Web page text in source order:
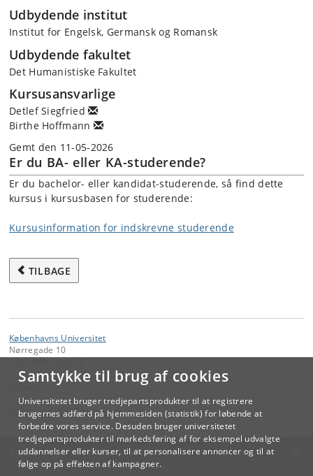
Samtykke til brug af cookies
Universitetet bruger tredjepartsprodukter til at registrere
brugernes adfærd på hjemmesiden (statistik) for løbende at
forbedre vores service. Desuden bruger universitetet
tredjepartsprodukter til markedsføring af for eksempel udvalgte
uddannelser eller kurser, til at personalisere annoncer og til at
følge op på effekten af kampagner.
Udbydende institut
Institut for Engelsk, Germansk og Romansk
Udbydende fakultet
Det Humanistiske Fakultet
Kursusansvarlige
Detlef Siegfried
Birthe Hoffmann
Gemt den 11-05-2026
Er du BA- eller KA-studerende?
Er du bachelor- eller kandidat-studerende, så find dette
kursus i kursusbasen for studerende:
Kursusinformation for indskrevne studerende
TILBAGE
Københavns Universitet
Nørregade 10
Videreuddannelse og Livslang Læring
lifelonglearning@adm.ku.dk
KØBENHAVNS UNIVERSITET